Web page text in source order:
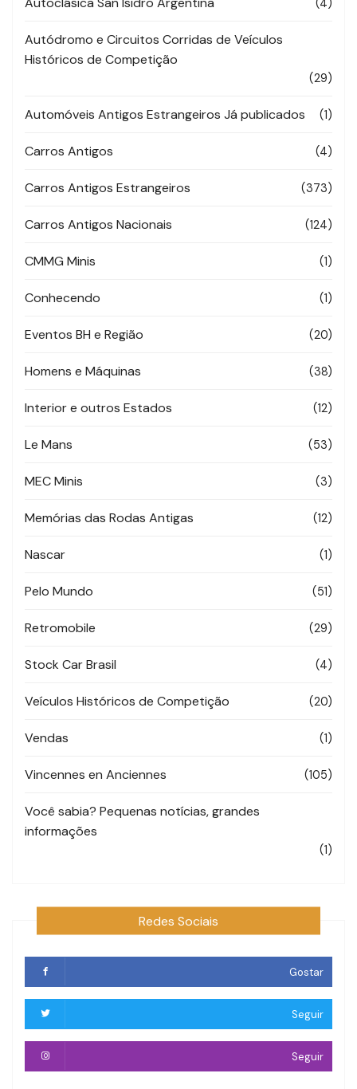
Autódromo e Circuitos Corridas de Veículos
Históricos de Competição
(29)
Automóveis Antigos Estrangeiros Já publicados (1)
Carros Antigos (4)
Carros Antigos Estrangeiros (373)
Carros Antigos Nacionais (124)
CMMG Minis (1)
Conhecendo (1)
Eventos BH e Região (20)
Homens e Máquinas (38)
Interior e outros Estados (12)
Le Mans (53)
MEC Minis (3)
Memórias das Rodas Antigas (12)
Nascar (1)
Pelo Mundo (51)
Retromobile (29)
Stock Car Brasil (4)
Veículos Históricos de Competição (20)
Vendas (1)
Vincennes en Anciennes (105)
Você sabia? Pequenas notícias, grandes
informações
(1)
Redes Sociais
Gostar
Seguir
Seguir